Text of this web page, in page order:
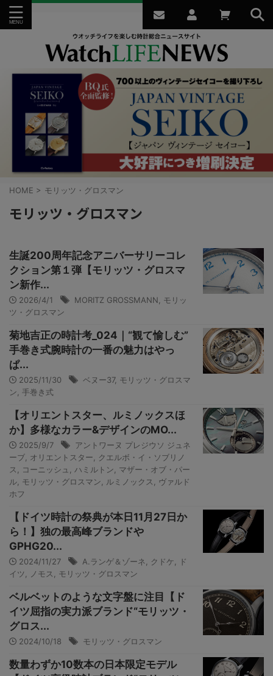
HOME > モリッツ・グロスマン
モリッツ・グロスマン
生誕200周年記念アニバーサリーコレ
クション第１弾【モリッツ・グロスマ
ン新作...
2026/4/1 MORITZ GROSSMANN
モリッ
ツ・グロスマン
菊地吉正の時計考_024｜“観て愉しむ”
手巻き式腕時計の一番の魅力はやっ
ぱ...
2025/11/30 ベヌー37, モリッツ・グロスマ
ン 手巻き式
【オリエントスター、ルミノックスほ
か】多様なカラー&デザインのMO...
2025/9/7
アントワーヌ プレジウソ ジュネ
ーブ オリエントスター
クエルボ・イ・ソブリノ
ス
コーニッシュ ハミルトン
マザー・オブ・パー
ル モリッツ・グロスマン ルミノックス
ヴァルド
ホフ
【ドイツ時計の祭典が本日11月27日か
ら！】独の最高峰ブランドや
GPHG20...
2024/11/27 A.ランゲ＆ゾーネ クドケ
ド
イツ
ノモス モリッツ・グロスマン
ベルベットのような文字盤に注目【ド
イツ屈指の実力派ブランド“モリッツ・
グロス...
2024/10/18 モリッツ・グロスマン
数量わずか10数本の日本限定モデル